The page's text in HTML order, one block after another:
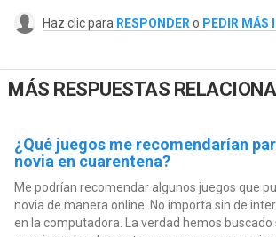
Haz clic para RESPONDER o PEDIR MÁS
MÁS RESPUESTAS
¿Qué juegos me recomendarían
novia en cuarentena?
Me podrían recomendar algunos juegos que
novia de manera online. No importa sin de
en la computadora. La verdad hemos